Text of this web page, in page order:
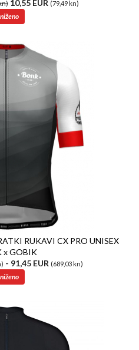
10,55 EUR (79,49 kn)
RUKAVI CX PRO UNISEX
x GOBIK
- 91,45 EUR (689,03 kn)